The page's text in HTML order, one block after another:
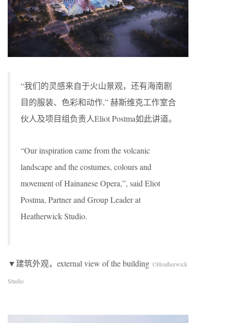
“我们的灵感来自于火山景观，还有海南剧
目的服装、色彩和动作,” 赫斯维克工作室合
伙人及项目组负责人Eliot Postma如此讲道。
“Our inspiration came from the volcanic
landscape and the costumes, colours and
movement of Hainanese Opera,”, said Eliot
Postma, Partner and Group Leader at
Heatherwick Studio.
▼建筑外观，external view of the building ©Heatherwick
Studio